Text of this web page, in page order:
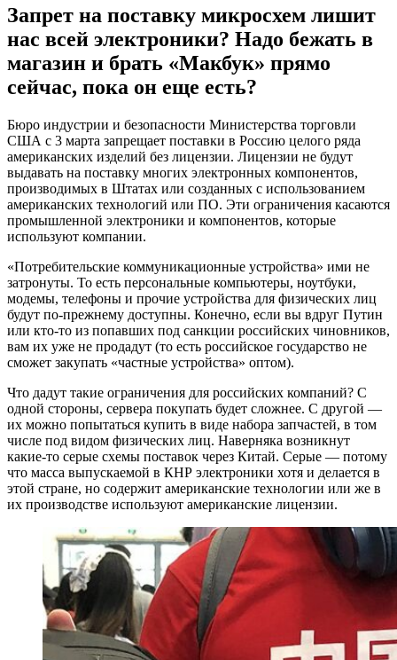
Запрет на поставку микросхем лишит
нас всей электроники? Надо бежать в
магазин и брать «Макбук» прямо
сейчас, пока он еще есть?
Бюро индустрии и безопасности Министерства торговли
США с 3 марта запрещает поставки в Россию целого ряда
американских изделий без лицензии. Лицензии не будут
выдавать на поставку многих электронных компонентов,
производимых в Штатах или созданных с использованием
американских технологий или ПО. Эти ограничения касаются
промышленной электроники и компонентов, которые
используют компании.
«Потребительские коммуникационные устройства» ими не
затронуты. То есть персональные компьютеры, ноутбуки,
модемы, телефоны и прочие устройства для физических лиц
будут по-прежнему доступны. Конечно, если вы вдруг Путин
или кто-то из попавших под санкции российских чиновников,
вам их уже не продадут (то есть российское государство не
сможет закупать «частные устройства» оптом).
Что дадут такие ограничения для российских компаний? С
одной стороны, сервера покупать будет сложнее. С другой —
их можно попытаться купить в виде набора запчастей, в том
числе под видом физических лиц. Наверняка возникнут
какие-то серые схемы поставок через Китай. Серые — потому
что масса выпускаемой в КНР электроники хотя и делается в
этой стране, но содержит американские технологии или же в
их производстве используют американские лицензии.